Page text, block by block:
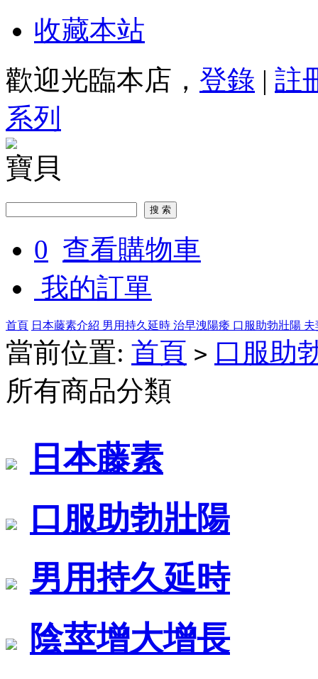
收藏本站
歡迎光臨本店， 登錄 | 註
系列
寶貝
0 查看購物車
我的訂單
首頁 日本藤素介紹 男用持久延時 治早洩陽痿 口服助勃壯陽
當前位置: 首頁 > 口服助
所有商品分類
日本藤素
口服助勃壯陽
男用持久延時
陰莖增大增長